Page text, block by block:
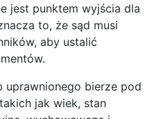
jest punktem wyjścia dla
to, że sąd musi
aby ustalić
uprawnionego bierze pod
jak wiek, stan